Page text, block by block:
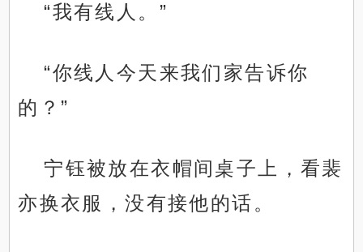
“我有线人。”
“你线人今天来我们家告诉你
的？”
宁钰被放在衣帽间桌子上，看裴
亦换衣服，没有接他的话。